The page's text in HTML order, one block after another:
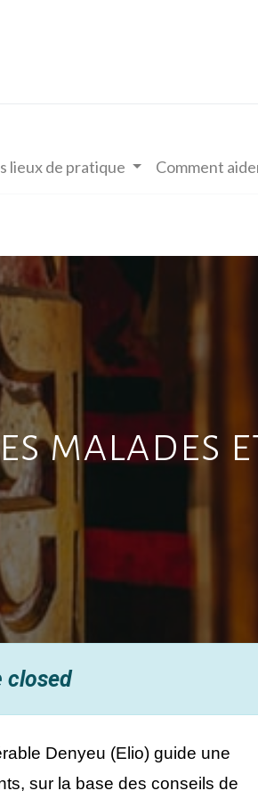
lieux de pratique Comment
malades
closed
Denyeu (Elio) guide une
sur la base des conseils de